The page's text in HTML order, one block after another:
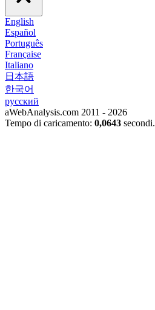
English
Español
Português
Française
Italiano
日本語
한국어
русский
aWebAnalysis.com 2011 - 2026
Tempo di caricamento: 0,0643 secondi.